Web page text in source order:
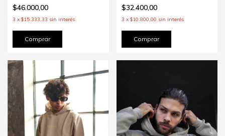
$46.000,00
3 x $15.333,33 sin interés
Comprar
$32.400,00
3 x $10.800,00 sin interés
Comprar